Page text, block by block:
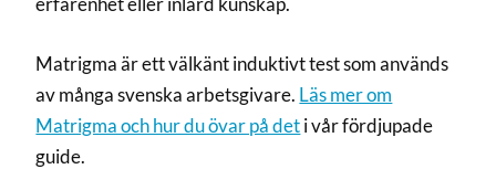
Matrigma är ett välkänt induktivt test som används
av många svenska arbetsgivare. Läs mer om
Matrigma och hur du övar på deti vår fördjupade
guide.